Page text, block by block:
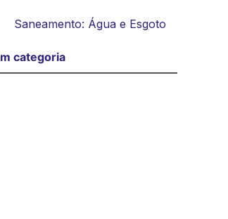
Saneamento: Água e Esgoto
categoria